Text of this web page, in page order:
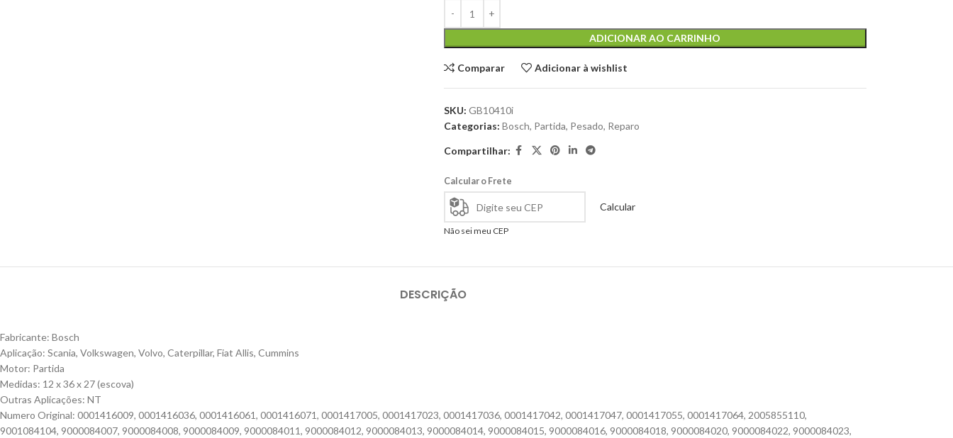
ADICIONAR AO CARRINHO
Comparar Adicionar à wishlist
SKU: GB10410i
Categorias: Bosch, Partida, Pesado, Reparo
Compartilhar:
Calcular o Frete
Calcular
Não sei meu CEP
DESCRIÇÃO
Fabricante: Bosch
Aplicação: Scania, Volkswagen, Volvo, Caterpillar, Fiat Allis, Cummins
Motor: Partida
Medidas: 12 x 36 x 27 (escova)
Outras Aplicações: NT
Numero Original: 0001416009, 0001416036, 0001416061, 0001416071, 0001417005, 0001417023, 0001417036, 0001417042, 0001417047, 0001417055, 0001417064, 2005855110,
9001084104, 9000084007, 9000084008, 9000084009, 9000084011, 9000084012, 9000084013, 9000084014, 9000084015, 9000084016, 9000084018, 9000084020, 9000084022, 9000084023,